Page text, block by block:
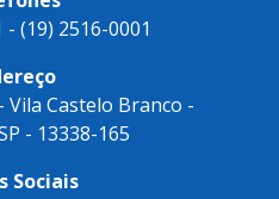
(19) 2516-0001
Vila Castelo Branco -